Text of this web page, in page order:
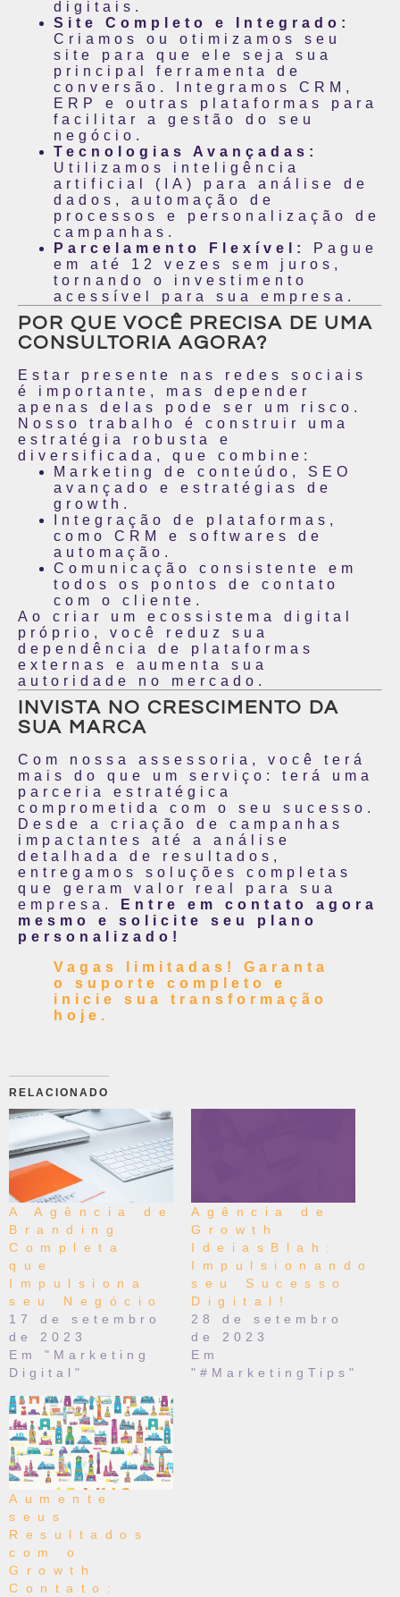
digitais.
Site Completo e Integrado:
Criamos ou otimizamos seu
site para que ele seja sua
principal ferramenta de
conversão. Integramos CRM,
ERP e outras plataformas para
facilitar a gestão do seu
negócio.
Tecnologias Avançadas:
Utilizamos inteligência
artificial (IA) para análise de
dados, automação de
processos e personalização de
campanhas.
Parcelamento Flexível:
Pague
em até 12 vezes sem juros,
tornando o investimento
acessível para sua empresa.
POR QUE VOCÊ PRECISA DE UMA
CONSULTORIA AGORA?
Estar presente nas redes sociais
é importante, mas depender
apenas delas pode ser um risco.
Nosso trabalho é construir uma
estratégia robusta e
diversificada, que combine:
Marketing de conteúdo, SEO
avançado e estratégias de
growth.
Integração de plataformas,
como CRM e softwares de
automação.
Comunicação consistente em
todos os pontos de contato
com o cliente.
Ao criar um ecossistema digital
próprio, você reduz sua
dependência de plataformas
externas e aumenta sua
autoridade no mercado.
INVISTA NO CRESCIMENTO DA
SUA MARCA
Com nossa assessoria, você terá
mais do que um serviço: terá uma
parceria estratégica
comprometida com o seu sucesso.
Desde a criação de campanhas
impactantes até a análise
detalhada de resultados,
entregamos soluções completas
que geram valor real para sua
empresa.
Entre em contato agora
mesmo e solicite seu plano
personalizado!
Vagas limitadas! Garanta
o suporte completo e
inicie sua transformação
hoje.
RELACIONADO
A Agência de
Branding
Completa
que
Impulsiona
seu Negócio
17 de setembro
de 2023
Em "Marketing
Digital"
Agência de
Growth
IdeiasBlah:
Impulsionando
seu Sucesso
Digital!
28 de setembro
de 2023
Em
"#MarketingTips"
Aumente
seus
Resultados
com o
Growth
Contato: